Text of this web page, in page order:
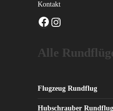
Kontakt
Facebook
Alle
Flugzeug Rundflug
Hubschrauber Rundflug